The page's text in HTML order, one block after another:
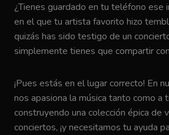
¿Tienes guardado en tu teléfono ese
en el que tu artista favorito hizo
quizás has sido testigo de un
simplemente tienes que compartir
¡Pues estás en el lugar correcto! En
nos apasiona la música tanto como a
construyendo una colección épica de
conciertos, ¡y necesitamos tu ayuda